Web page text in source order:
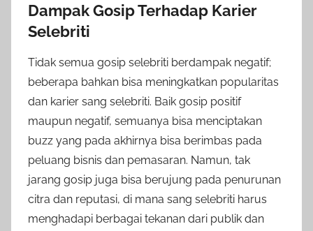
Dampak Gosip Terhadap Karier
Selebriti
Tidak semua gosip selebriti berdampak negatif;
beberapa bahkan bisa meningkatkan popularitas
dan karier sang selebriti. Baik gosip positif
maupun negatif, semuanya bisa menciptakan
buzz yang pada akhirnya bisa berimbas pada
peluang bisnis dan pemasaran. Namun, tak
jarang gosip juga bisa berujung pada penurunan
citra dan reputasi, di mana sang selebriti harus
menghadapi berbagai tekanan dari publik dan